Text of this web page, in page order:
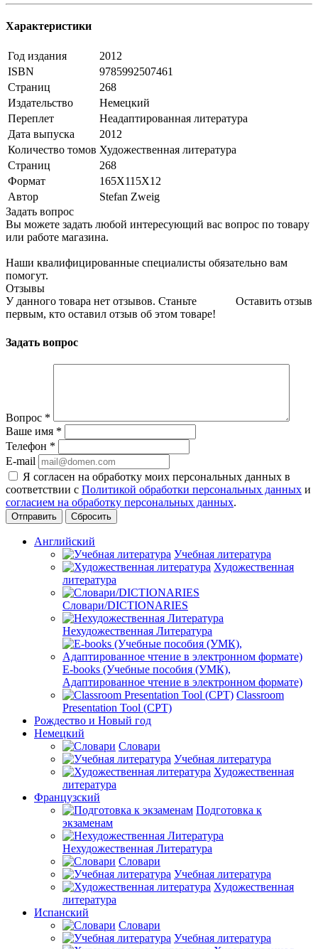
Характеристики
Год издания
2012
ISBN
9785992507461
Страниц
268
Издательство
Немецкий
Переплет
Неадаптированная литература
Дата выпуска
2012
Количество томов Художественная литература
Страниц
268
Формат
165Х115Х12
Автор
Stefan Zweig
Задать вопрос
Вы можете задать любой интересующий вас вопрос по товару
или работе магазина.
Наши квалифицированные специалисты обязательно вам
помогут.
Отзывы
Оставить отзыв
У данного товара нет отзывов. Станьте
первым, кто оставил отзыв об этом товаре!
Задать вопрос
Вопрос *
Ваше имя *
Телефон *
E-mail
Я согласен на обработку моих персональных данных в
соответствии с Политикой обработки персональных данных и
согласием на обработку персональных данных.
Сбросить
Английский
Учебная литература
Художественная
литература
Словари/DICTIONARIES
Нехудожественная Литература
E-books (Учебные пособия (УМК),
Адаптированное чтение в электронном формате)
Classroom
Presentation Tool (CPT)
Рождество и Новый год
Немецкий
Словари
Учебная литература
Художественная
литература
Французский
Подготовка к
экзаменам
Нехудожественная Литература
Словари
Учебная литература
Художественная
литература
Испанский
Словари
Учебная литература